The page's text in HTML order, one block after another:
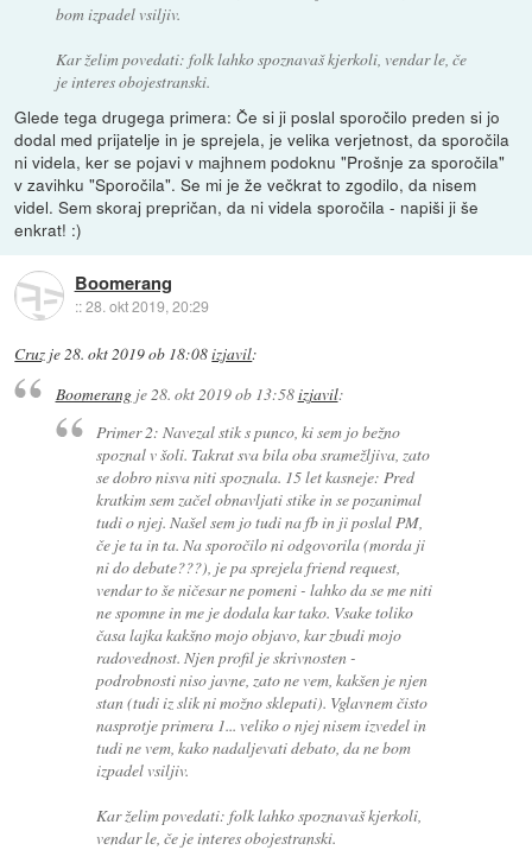
bom izpadel vsiljiv.
Kar želim povedati: folk lahko spoznavaš kjerkoli, vendar le, če
je interes obojestranski.
Glede tega drugega primera: Če si ji poslal sporočilo preden si jo
dodal med prijatelje in je sprejela, je velika verjetnost, da sporočila
ni videla, ker se pojavi v majhnem podoknu "Prošnje za sporočila"
v zavihku "Sporočila". Se mi je že večkrat to zgodilo, da nisem
videl. Sem skoraj prepričan, da ni videla sporočila - napiši ji še
enkrat! :)
Boomerang
::28. okt 2019, 20:29
Cruz je28. okt 2019 ob 18:08izjavil:
Boomerangje 28. okt 2019 ob 13:58izjavil:
Primer 2: Navezal stik s punco, ki sem jo bežno
spoznal v šoli. Takrat sva bila oba sramežljiva, zato
se dobro nisva niti spoznala. 15 let kasneje: Pred
kratkim sem začel obnavljati stike in se pozanimal
tudi o njej. Našel sem jo tudi na fb in ji poslal PM,
če je ta in ta. Na sporočilo ni odgovorila (morda ji
ni do debate???), je pa sprejela friend request,
vendar to še ničesar ne pomeni - lahko da se me niti
ne spomne in me je dodala kar tako. Vsake toliko
časa lajka kakšno mojo objavo, kar zbudi mojo
radovednost. Njen profil je skrivnosten -
podrobnosti niso javne, zato ne vem, kakšen je njen
stan (tudi iz slik ni možno sklepati). Vglavnem čisto
nasprotje primera 1... veliko o njej nisem izvedel in
tudi ne vem, kako nadaljevati debato, da ne bom
izpadel vsiljiv.
Kar želim povedati: folk lahko spoznavaš kjerkoli,
vendar le, če je interes obojestranski.